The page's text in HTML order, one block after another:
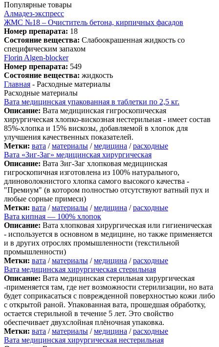
Популярные товары
Алмадез-экспресс
ЖМС №18 – Очиститель бетона, кирпичных фасадов
Номер препарата: 18
Состояние вещества: Слабоокрашенная жидкость со
специфическим запахом
Florin Algen-blocker
Номер препарата: 549
Состояние вещества: жидкость
Главная - Расходные материалы
Расходные материалы
Вата медицинская упакованная в таблетки по 2,5 кг.
Описание: Вата медицинская гигроскопическая
хирургическая хлопко-вискозная нестерильная - имеет состав
85%-хлопка и 15% вискозы, добавляемой в хлопок для
улучшения качественных показателей.
Метки: вата /материалы /медицина /расходные
Вата «Зиг-Заг» медицинская хирургическая
Описание: Вата Зиг-Заг хлопковая медицинская
гигроскопичная изготовлена из 100% натурального,
длиноволокнистого хлопка самого высокого качества -
"Премиум" (в котором полностью отсутствуют ватный пух и
любые сорные примеси)
Метки: вата /материалы /медицина /расходные
Вата кипная — 100% хлопок
Описание: Вата хлопковая хирургическая или гигиеническая
- используется в основном в медицине, но также применяется
и в других отрослях промышленности (текстильной
промышленности)
Метки: вата /материалы /медицина /расходные
Вата медицинская хирургическая стерильная
Описание: Вата медицинская стерильная хирургическая
-применяется там, где нет возможности стерилизации, но вата
будет соприкасаться с поврежденной поверхностью кожи либо
с открытой раной. Упакованная вата, прошедшая обработку,
остается стерильной в течение 5 лет. Это свойство
обеспечивает двухслойная плёночная упаковка.
Метки: вата /материалы /медицина /расходные
Вата медицинская хирургическая нестерильная